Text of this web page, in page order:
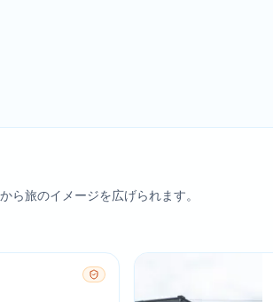
ら旅のイメージを広げられます。